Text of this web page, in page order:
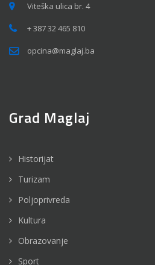
Viteška ulica br. 4
+ 387 32 465 810
opcina@maglaj.ba
Grad Maglaj
Historijat
Turizam
Poljoprivreda
Kultura
Obrazovanje
Sport